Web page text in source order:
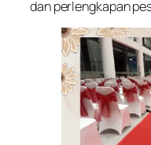
dan perlengkapan